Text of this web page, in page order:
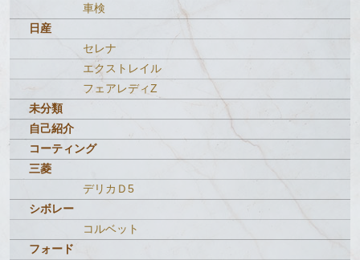
車検
日産
セレナ
エクストレイル
フェアレディZ
未分類
自己紹介
コーティング
三菱
デリカＤ5
シボレー
コルベット
フォード